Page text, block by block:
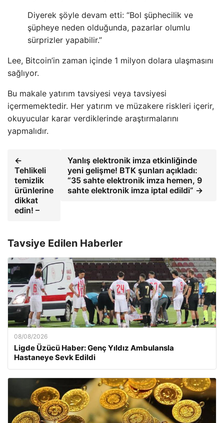
Diyerek şöyle devam etti: “Bol şüphecilik ve
şüpheye neden olduğunda, pazarlar olumlu
sürprizler yapabilir.”
Lee, Bitcoin’in zaman içinde 1 milyon dolara ulaşmasını
sağlıyor.
Bu makale yatırım tavsiyesi veya tavsiyesi
içermemektedir. Her yatırım ve müzakere riskleri içerir,
okuyucular karar verdiklerinde araştırmalarını
yapmalıdır.
←
Tehlikeli
temizlik
ürünlerine
dikkat
edin! –
Yanlış elektronik imza etkinliğinde
yeni gelişme! BTK şunları açıkladı:
“35 sahte elektronik imza hemen, 9
sahte elektronik imza iptal edildi” →
Tavsiye Edilen Haberler
08/08/2026
Ligde Üzücü Haber: Genç Yıldız Ambulansla
Hastaneye Sevk Edildi